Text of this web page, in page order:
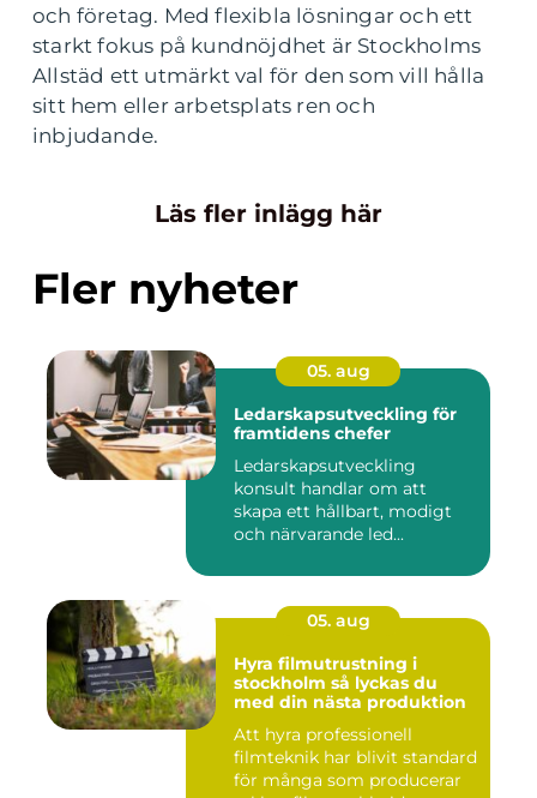
och företag. Med flexibla lösningar och ett
starkt fokus på kundnöjdhet är Stockholms
Allstäd ett utmärkt val för den som vill hålla
sitt hem eller arbetsplats ren och
inbjudande.
Läs fler inlägg här
Fler nyheter
05. aug
Ledarskapsutveckling för
framtidens chefer
Ledarskapsutveckling
konsult handlar om att
skapa ett hållbart, modigt
och närvarande led...
05. aug
Hyra filmutrustning i
stockholm så lyckas du
med din nästa produktion
Att hyra professionell
filmteknik har blivit standard
för många som producerar